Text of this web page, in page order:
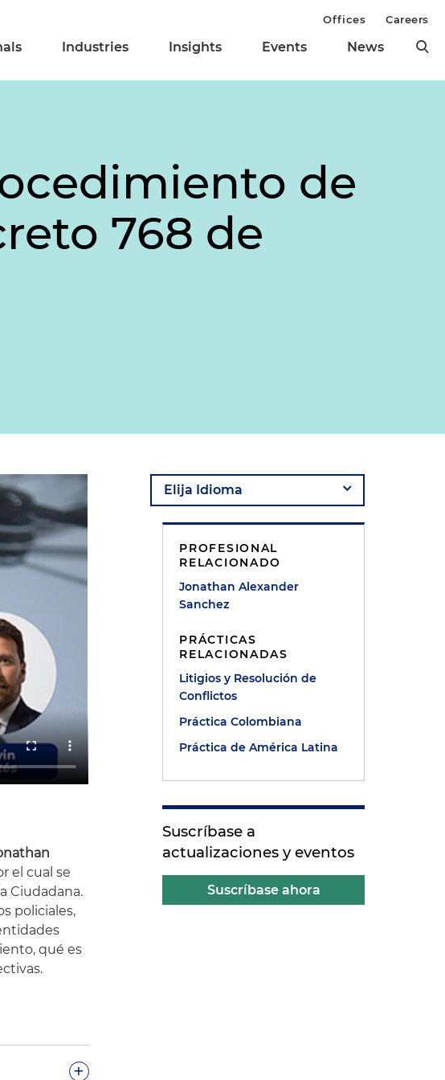
Industries Insights Events News
Offices Careers
de
768 de
el cual se
Ciudadana.
policiales,
qué es
+
PROFESIONAL
RELACIONADO
Jonathan Alexander
Sanchez
PRÁCTICAS
RELACIONADAS
Litigios y Resolución de
Conflictos
Práctica Colombiana
Práctica de América Latina
Suscríbase a
actualizaciones y eventos
Suscríbase ahora